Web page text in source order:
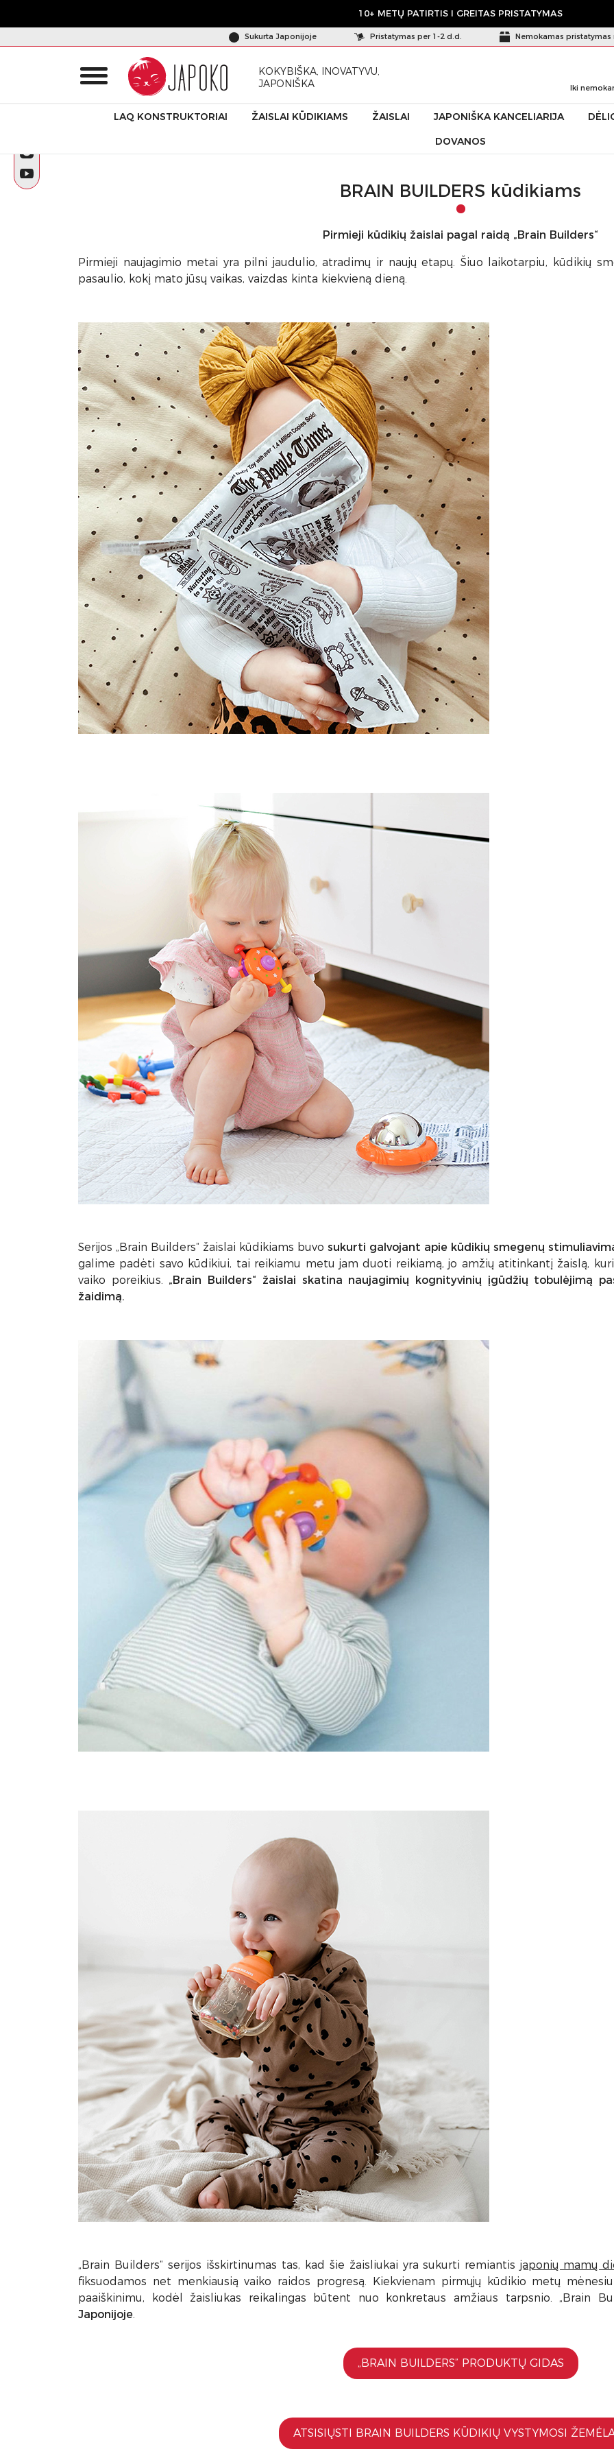
10+ METŲ PATIRTIS I GREITAS PRISTATYMAS
Sukurta Japonijoje Pristatymas per 1-2 d.d. Nemokamas pristatymas
KOKYBIŠKA, INOVATYVU,
JAPONIŠKA
Iki
LAQ KONSTRUKTORIAI ŽAISLAI KŪDIKIAMS ŽAISLAI JAPONIŠKA KANCELIARIJA
DOVANOS
BRAIN BUILDERS kūdikiams
Pirmieji kūdikių žaislai pagal raidą „Brain Builders“
Pirmieji naujagimio metai yra pilni jaudulio, atradimų ir naujų etapų. Šiuo laikotarpiu, kūdikių
pasaulio, kokį mato jūsų vaikas, vaizdas kinta kiekvieną dieną.
Serijos „Brain Builders“ žaislai kūdikiams buvo sukurti galvojant apie kūdikių smegenų
galime padėti savo kūdikiui, tai reikiamu metu jam duoti reikiamą, jo amžių atitinkantį žaislą,
vaiko poreikius. „Brain Builders“ žaislai skatina naujagimių kognityvinių įgūdžių tobulėjimą
žaidimą.
„Brain Builders“ serijos išskirtinumas tas, kad šie žaisliukai yra sukurti remiantisjaponių mamų
fiksuodamos net menkiausią vaiko raidos progresą. Kiekvienam pirmųjų kūdikio metų
paaiškinimu, kodėl žaisliukas reikalingas būtent nuo konkretaus amžiaus tarpsnio. „Brain
Japonijoje.
„BRAIN BUILDERS” PRODUKTŲ GIDAS
ATSISIŲSTI BRAIN BUILDERS KŪDIKIŲ VYSTYMOSI